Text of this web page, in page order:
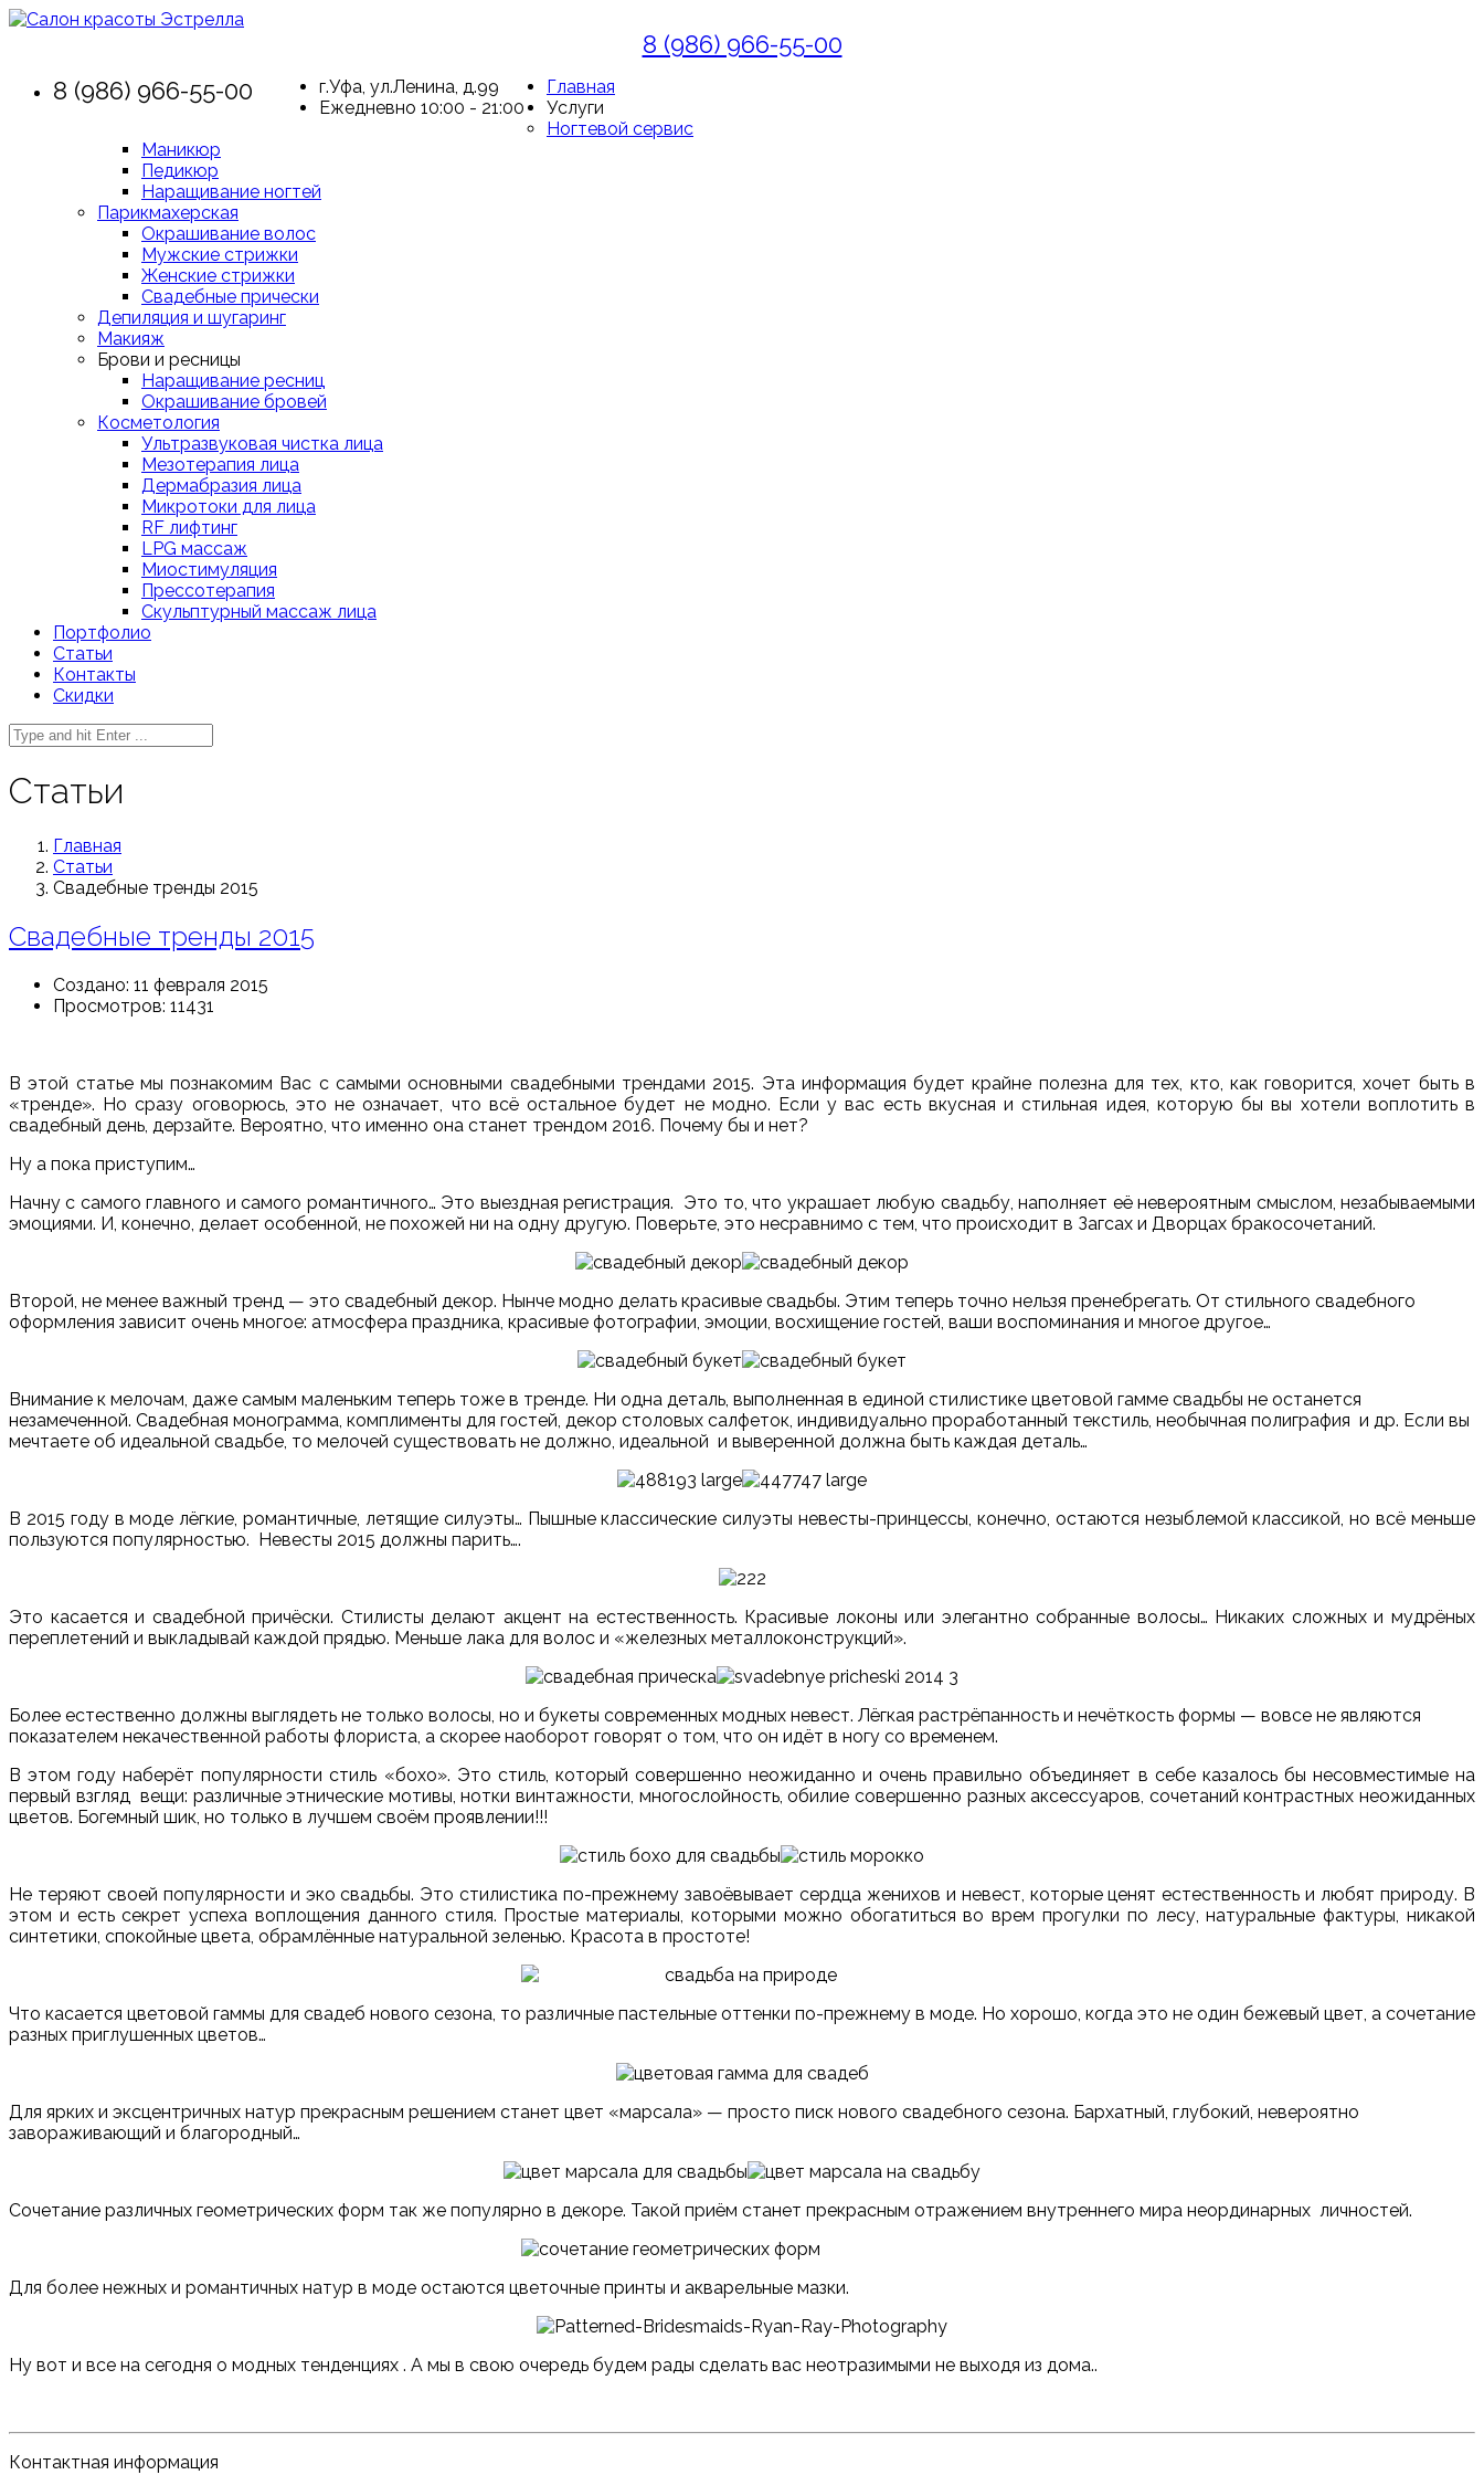
8 (986) 966-55-00
8 (986) 966-55-00
г.Уфа, ул.Ленина, д.99
Ежедневно 10:00 - 21:00
Главная
Услуги
Ногтевой сервис
Маникюр
Педикюр
Наращивание ногтей
Парикмахерская
Окрашивание волос
Мужские стрижки
Женские стрижки
Свадебные прически
Депиляция и шугаринг
Макияж
Брови и ресницы
Наращивание ресниц
Окрашивание бровей
Косметология
Ультразвуковая чистка лица
Мезотерапия лица
Дермабразия лица
Микротоки для лица
RF лифтинг
LPG массаж
Миостимуляция
Прессотерапия
Скульптурный массаж лица
Портфолио
Статьи
Контакты
Скидки
Статьи
Главная
Статьи
Свадебные тренды 2015
Свадебные тренды 2015
Создано: 11 февраля 2015
Просмотров: 11431
В этой статье мы познакомим Вас с самыми основными свадебными трендами 2015. Эта информация будет крайне полезна для тех, кто, как говорится, хочет быть в
«тренде». Но сразу оговорюсь, это не означает, что всё остальное будет не модно. Если у вас есть вкусная и стильная идея, которую бы вы хотели воплотить в
свадебный день, дерзайте. Вероятно, что именно она станет трендом 2016. Почему бы и нет?
Ну а пока приступим…
Начну с самого главного и самого романтичного… Это выездная регистрация. Это то, что украшает любую свадьбу, наполняет её невероятным смыслом, незабываемыми
эмоциями. И, конечно, делает особенной, не похожей ни на одну другую. Поверьте, это несравнимо с тем, что происходит в Загсах и Дворцах бракосочетаний.
Второй, не менее важный тренд — это свадебный декор. Нынче модно делать красивые свадьбы. Этим теперь точно нельзя пренебрегать. От стильного свадебного
оформления зависит очень многое: атмосфера праздника, красивые фотографии, эмоции, восхищение гостей, ваши воспоминания и многое другое…
Внимание к мелочам, даже самым маленьким теперь тоже в тренде. Ни одна деталь, выполненная в единой стилистике цветовой гамме свадьбы не останется
незамеченной. Свадебная монограмма, комплименты для гостей, декор столовых салфеток, индивидуально проработанный текстиль, необычная полиграфия и др. Если вы
мечтаете об идеальной свадьбе, то мелочей существовать не должно, идеальной и выверенной должна быть каждая деталь…
В 2015 году в моде лёгкие, романтичные, летящие силуэты… Пышные классические силуэты невесты-принцессы, конечно, остаются незыблемой классикой, но всё меньше
пользуются популярностью. Невесты 2015 должны парить….
Это касается и свадебной причёски. Стилисты делают акцент на естественность. Красивые локоны или элегантно собранные волосы… Никаких сложных и мудрёных
переплетений и выкладывай каждой прядью. Меньше лака для волос и «железных металлоконструкций».
Более естественно должны выглядеть не только волосы, но и букеты современных модных невест. Лёгкая растрёпанность и нечёткость формы — вовсе не являются
показателем некачественной работы флориста, а скорее наоборот говорят о том, что он идёт в ногу со временем.
В этом году наберёт популярности стиль «бохо». Это стиль, который совершенно неожиданно и очень правильно объединяет в себе казалось бы несовместимые на
первый взгляд вещи: различные этнические мотивы, нотки винтажности, многослойность, обилие совершенно разных аксессуаров, сочетаний контрастных неожиданных
цветов. Богемный шик, но только в лучшем своём проявлении!!!
Не теряют своей популярности и эко свадьбы. Это стилистика по-прежнему завоёвывает сердца женихов и невест, которые ценят естественность и любят природу. В
этом и есть секрет успеха воплощения данного стиля. Простые материалы, которыми можно обогатиться во врем прогулки по лесу, натуральные фактуры, никакой
синтетики, спокойные цвета, обрамлённые натуральной зеленью. Красота в простоте!
Что касается цветовой гаммы для свадеб нового сезона, то различные пастельные оттенки по-прежнему в моде. Но хорошо, когда это не один бежевый цвет, а сочетание
разных приглушенных цветов…
Для ярких и эксцентричных натур прекрасным решением станет цвет «марсала» — просто писк нового свадебного сезона. Бархатный, глубокий, невероятно
завораживающий и благородный…
Сочетание различных геометрических форм так же популярно в декоре. Такой приём станет прекрасным отражением внутреннего мира неординарных личностей.
Для более нежных и романтичных натур в моде остаются цветочные принты и акварельные мазки.
Ну вот и все на сегодня о модных тенденциях . А мы в свою очередь будем рады сделать вас неотразимыми не выходя из дома..
Контактная информация